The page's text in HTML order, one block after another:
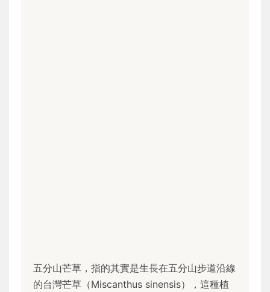
五分山芒草，指的其實是生長在五分山步道沿線
的台灣芒草（Miscanthus sinensis），這種植